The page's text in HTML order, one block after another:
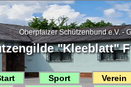
Oberpfälzer Schützenbund e.V. -
"Kleeblatt"
Sport Verein